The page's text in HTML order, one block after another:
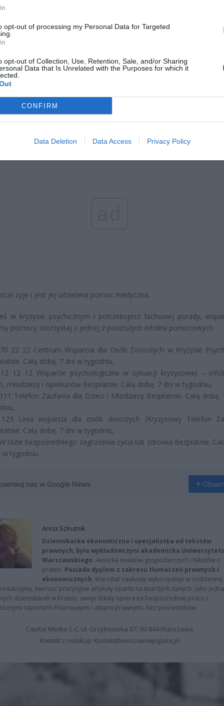
opt-out of processing my Personal Data for Targeted
opt-out of Collection, Use, Retention, Sale, and/or Sharing
Data that Is Unrelated with the Purposes for which it
CONFIRM
Data Deletion Data Access Privacy Policy
która spadła do Wisły jest jeszcze bardzo młoda, ma zaledwie
RÓWNIEŻ:
2026 16:06
wciąż można składać
żyje i jest jej udzielana pomoc medyczna.
w kryzysie psychicznym i potrzebujesz fachowej porady,
pomocy skorzystaj z jednej z poniższych infolinii pomocowych.
22 22 Centrum Wsparcia dla Osób Dorosłych w Kryzysie
Całą dobę. 7 dni w tygodniu,
12 12 Wsparcie psychologiczne w sytuacji kryzysowej –
młodzieży i opiekunów Bezpłatnie. Całą dobę. 7 dni w tygodniu,
Telefon Zaufania dla Dzieci i Młodzieży Bezpłatnie. Całą
Linia wsparcia dla osób dorosłych (Kryzysowy Telefon
Całą dobę. 7 dni w tygodniu,
razie bezpośredniego zagrożenia życia lub zdrowia Bezpłatnie.
w tygodniu.
nas w Google News
Anna Szkutnik
Dziennikarka ekonomiczna i specjalistka od tekstów
prawnych, była wykładowczyni akademicka
Warszawskiego. Autorka newsów gospodarczych i tekstów o
prawie. Posiada dyplom z zakresu tłumaczeń prawnych i
ekonomicznych. Warsztat naukowy wykorzystuje w codziennej
tworząc precyzyjne artykuły oparte na twardych danych. Jako
dziennikarek w branży, swoje teksty opiera na bezpośredniej pracy z
raportami finansowymi i aktami prawnymi, bez pośredników.
Capital Media S.C. ul. Grzybowska 87, 00-844 Warszawa
Kontakt z redakcją: Kontakt@warszawawpigulce.pl